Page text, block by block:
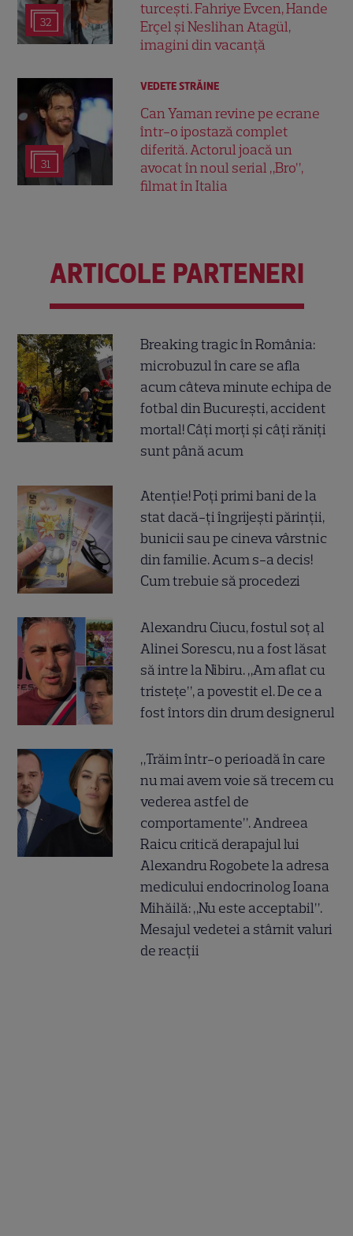
32
turcești. Fahriye Evcen, Hande
Erçel și Neslihan Atagül,
imagini din vacanță
31
VEDETE STRĂINE
Can Yaman revine pe ecrane
într-o ipostază complet
diferită. Actorul joacă un
avocat în noul serial „Bro”,
filmat în Italia
ARTICOLE PARTENERI
Breaking tragic în România:
microbuzul în care se afla
acum câteva minute echipa de
fotbal din București, accident
mortal! Câți morți și câți răniți
sunt până acum
Atenție! Poți primi bani de la
stat dacă-ți îngrijești părinții,
bunicii sau pe cineva vârstnic
din familie. Acum s-a decis!
Cum trebuie să procedezi
Alexandru Ciucu, fostul soț al
Alinei Sorescu, nu a fost lăsat
să intre la Nibiru. „Am aflat cu
tristețe”, a povestit el. De ce a
fost întors din drum designerul
„Trăim într-o perioadă în care
nu mai avem voie să trecem cu
vederea astfel de
comportamente”. Andreea
Raicu critică derapajul lui
Alexandru Rogobete la adresa
medicului endocrinolog Ioana
Mihăilă: „Nu este acceptabil”.
Mesajul vedetei a stârnit valuri
de reacții